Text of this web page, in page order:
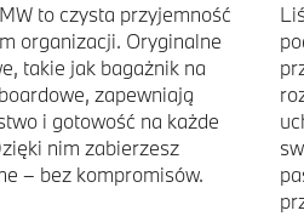
to czysta przyjemność
organizacji. Oryginalne
takie jak bagażnik na
zapewniają
i gotowość na każde
nim zabierzesz
– bez kompromisów.